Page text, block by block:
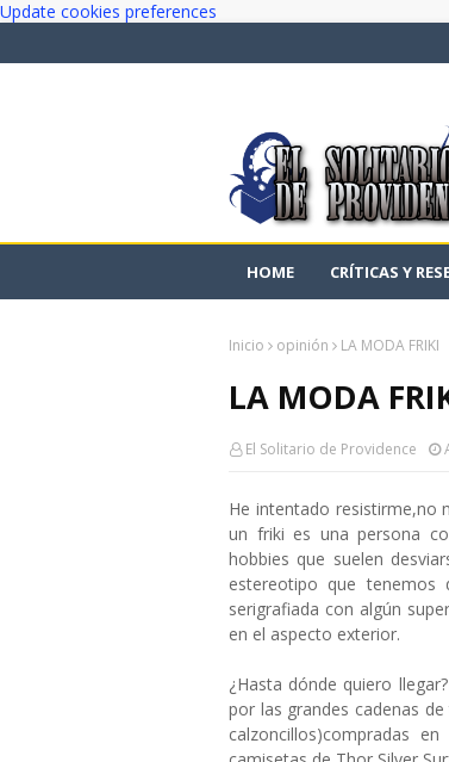
Update cookies preferences
HOME CRÍTICAS Y
Inicio opinión LA MODA FRIKI
LA MODA
El Solitario de Providence
He intentado resistirme,no
un friki es una persona
hobbies que suelen
estereotipo que tenemos
serigrafiada con algún
en el aspecto exterior.
¿Hasta dónde quiero
por las grandes cadenas
calzoncillos)compradas